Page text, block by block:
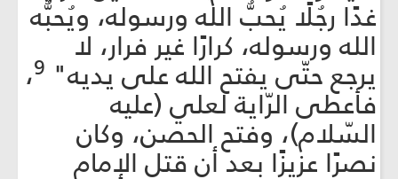
غدًا رجُلًا يُحبُّ الله ورسوله، ويُحبُّه
الله ورسوله، كرارًا غير فرار، لا
يرجع حتّى يفتح الله على يديه" 9،
فأعطى الرّاية لعلي (عليه
السّلام)، وفتح الحصن، وكان
نصرًا عزيزًا بعد أن قتل الإمام